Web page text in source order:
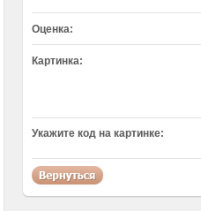
Оценка:
Картинка:
Укажите код на картинке: